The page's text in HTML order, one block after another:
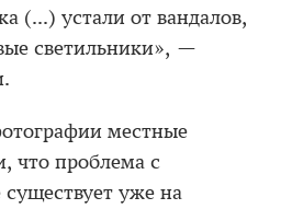
(...) устали от вандалов,
светильники», —
местные
что проблема с
уже на